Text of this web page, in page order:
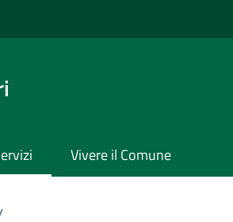
Vivere il Comune